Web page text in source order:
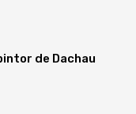
de Dachau